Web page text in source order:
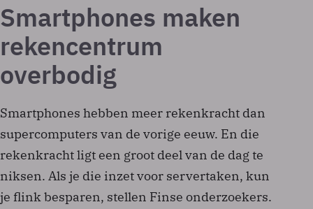
Smartphones maken
rekencentrum
overbodig
Smartphones hebben meer rekenkracht dan
supercomputers van de vorige eeuw. En die
rekenkracht ligt een groot deel van de dag te
niksen. Als je die inzet voor servertaken, kun
je flink besparen, stellen Finse onderzoekers.